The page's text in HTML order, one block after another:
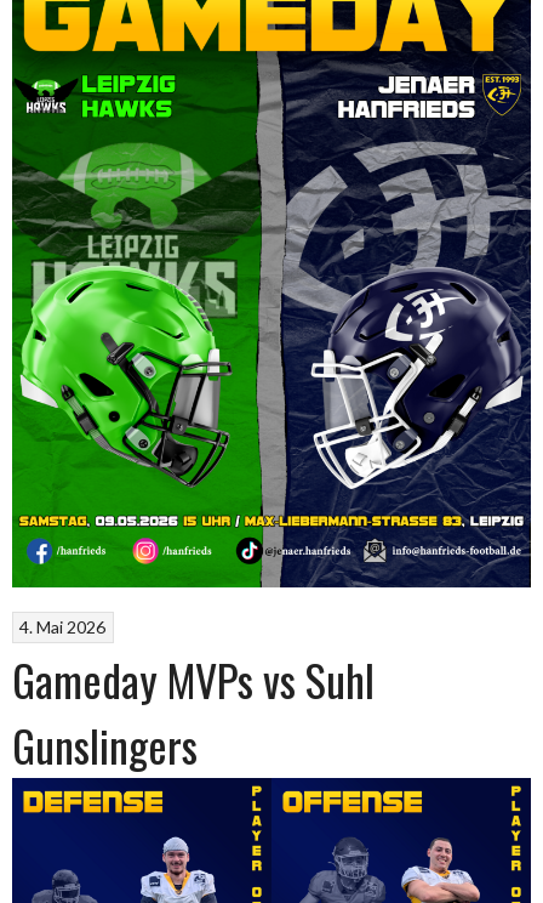
4. Mai 2026
Gameday MVPs vs Suhl
Gunslingers